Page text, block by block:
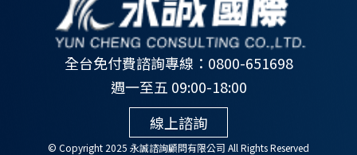
全台免付費諮詢專線：0800-651698
週一至五 09:00-18:00
線上諮詢
© Copyright 2025 永誠諮詢顧問有限公司 All Rights Reserved